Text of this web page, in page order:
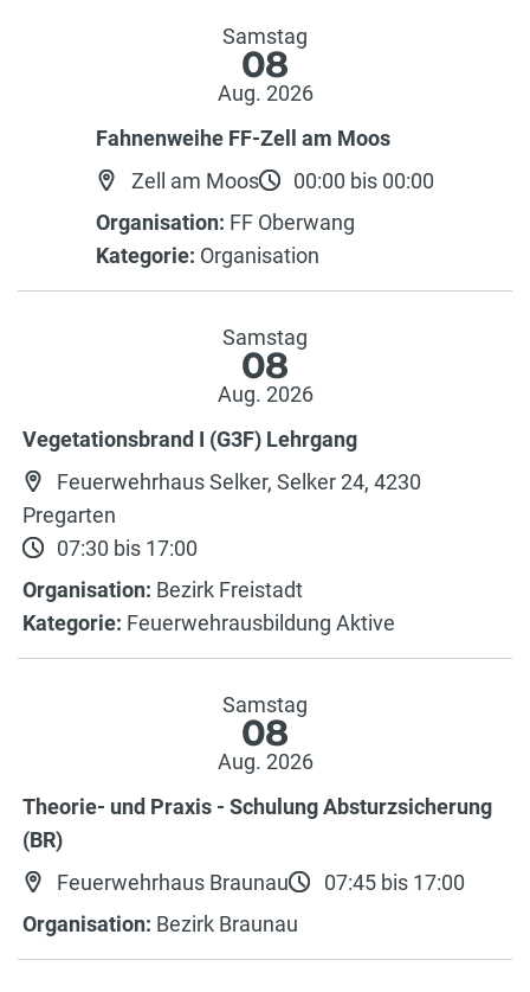
Samstag
08
Aug. 2026
Fahnenweihe FF-Zell am Moos
Zell am Moos
00:00 bis 00:00
Organisation: FF Oberwang
Kategorie: Organisation
Samstag
08
Aug. 2026
Vegetationsbrand I (G3F) Lehrgang
Feuerwehrhaus Selker, Selker 24, 4230
Pregarten
07:30 bis 17:00
Organisation: Bezirk Freistadt
Kategorie: Feuerwehrausbildung Aktive
Samstag
08
Aug. 2026
Theorie- und Praxis - Schulung Absturzsicherung
(BR)
Feuerwehrhaus Braunau
07:45 bis 17:00
Organisation: Bezirk Braunau